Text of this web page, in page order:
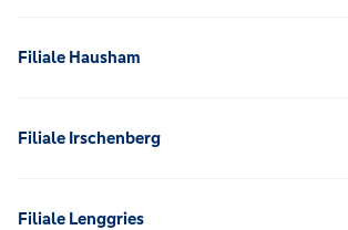
Filiale Hausham
Filiale Irschenberg
Filiale Lenggries